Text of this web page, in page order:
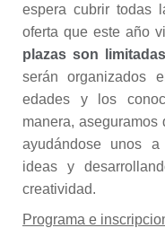
espera cubrir todas
oferta que este año
plazas son limitadas
serán organizados
edades y los
manera,
ayudándose unos
ideas y
creatividad.
Programa e